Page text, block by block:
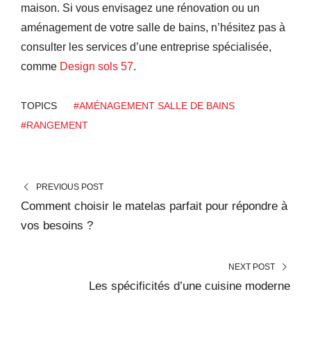
maison. Si vous envisagez une rénovation ou un
aménagement de votre salle de bains, n’hésitez pas à
consulter les services d’une entreprise spécialisée,
comme Design sols 57.
TOPICS
#AMÉNAGEMENT SALLE DE BAINS
#RANGEMENT
PREVIOUS POST
Comment choisir le matelas parfait pour répondre à
vos besoins ?
NEXT POST
Les spécificités d’une cuisine moderne